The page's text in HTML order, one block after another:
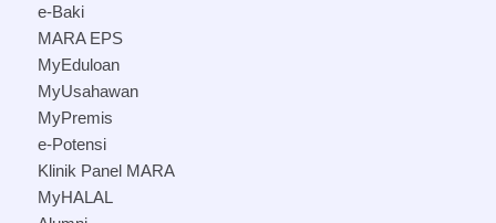
e-Baki
MARA EPS
MyEduloan
MyUsahawan
MyPremis
e-Potensi
Klinik Panel MARA
MyHALAL